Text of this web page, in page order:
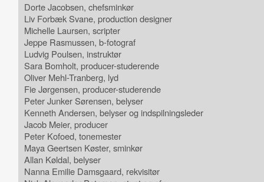
Dorte Jacobsen, chefsminkør
Liv Forbæk Svane, production designer
Michelle Laursen, scripter
Jeppe Rasmussen, b-fotograf
Ludvig Poulsen, instruktør
Sara Bomholt, producer-studerende
Oliver Mehl-Tranberg, lyd
Fie Jørgensen, producer-studerende
Peter Junker Sørensen, belyser
Kenneth Andersen, belyser og indspilningsleder
Jacob Meier, producer
Peter Kofoed, tonemester
Maya Geertsen Køster, sminkør
Allan Køldal, belyser
Nanna Emilie Damsgaard, rekvisitør